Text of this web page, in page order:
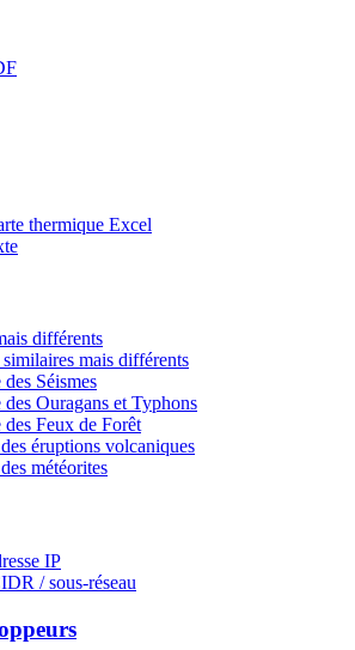
thermique Excel
différents
mais différents
Séismes
Ouragans et Typhons
Feux de Forêt
éruptions volcaniques
météorites
IP
/ sous-réseau